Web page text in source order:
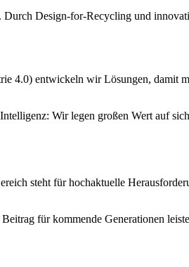
Design-for-Recycling und
4.0) entwickeln wir Lösungen, damit
Wir legen großen Wert auf
steht für hochaktuelle
für kommende Generationen